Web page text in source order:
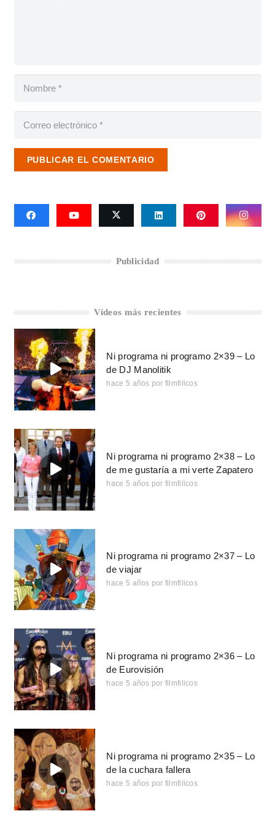
PUBLICAR EL COMENTARIO
Publicidad
Vídeos más recientes
Ni programa ni programo 2×39 – Lo
de DJ Manolitik
hace 5 años por filmfilicos
Ni programa ni programo 2×38 – Lo
de me gustaría a mi verte Zapatero
hace 5 años por filmfilicos
Ni programa ni programo 2×37 – Lo
de viajar
hace 5 años por filmfilicos
Ni programa ni programo 2×36 – Lo
de Eurovisión
hace 5 años por filmfilicos
Ni programa ni programo 2×35 – Lo
de la cuchara fallera
hace 5 años por filmfilicos